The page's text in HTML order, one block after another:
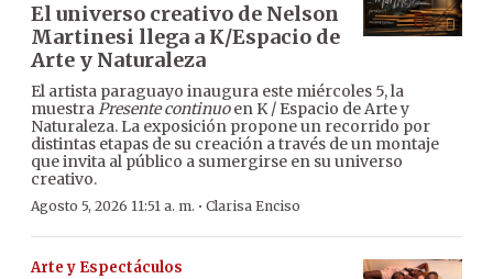
El universo creativo de Nelson
Martinesi llega a K/Espacio de
Arte y Naturaleza
El artista paraguayo inaugura este miércoles 5, la
muestraPresente continuoen K / Espacio de Arte y
Naturaleza. La exposición propone un recorrido por
distintas etapas de su creación a través de un montaje
que invita al público a sumergirse en su universo
creativo.
Agosto 5, 2026 11:51 a. m. · Clarisa Enciso
Arte y Espectáculos